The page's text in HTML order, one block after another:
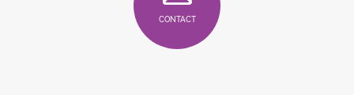
CONTACT